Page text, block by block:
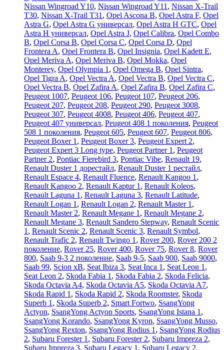
Nissan Wingroad Y10, Nissan Wingroad Y11 , Nissan X-Trail
T30, Nissan X-Trail T31 , Opel Ascona B, Opel Astra F, Opel
Astra G, Opel Astra G универсал, Opel Astra H GTC, Opel
Astra H универсал, Opel Astra J, Opel Calibra, Opel Combo
B, Opel Corsa B, Opel Corsa C, Opel Corsa D, Opel
Frontera A, Opel Frontera B, Opel Insignia, Opel Kadett E,
Opel Meriva A, Opel Meriva B, Opel Mokka, Opel
Monterey, Opel Olympia 1 , Opel Omega B, Opel Sintra,
Opel Tigra A, Opel Vectra A, Opel Vectra B, Opel Vectra C,
Opel Vectra В, Opel Zafira A, Opel Zafira B, Opel Zafira C,
Peugeot 1007, Peugeot 106, Peugeot 107, Peugeot 206,
Peugeot 207, Peugeot 208, Peugeot 290, Peugeot 3008,
Peugeot 307, Peugeot 4008, Peugeot 406, Peugeot 407,
Peugeot 407 универсал, Peugeot 408 1 поколения, Peugeot
508 1 поколения, Peugeot 605, Peugeot 607, Peugeot 806,
Peugeot Boxer 1 , Peugeot Boxer 3, Peugeot Expert 2,
Peugeot Expert 3 Long type, Peugeot Partner 1 , Peugeot
Partner 2, Pontiac Fierebird 3, Pontiac Vibe, Renault 19,
Renault Duster 1 дорестайл, Renault Duster 1 рестайл,
Renault Espace 4, Renault Fluence, Renault Kangoo 1 ,
Renault Kangoo 2, Renault Kaptur 1 , Renault Koleos,
Renault Laguna 1 , Renault Laguna 3, Renault Latitude,
Renault Logan 1 , Renault Logan 2, Renault Master 1 ,
Renault Master 2, Renault Megane 1 , Renault Megane 2,
Renault Megane 3, Renault Sandero Stepway, Renault Scenic
1 , Renault Scenic 2, Renault Scenic 3, Renault Symbol,
Renault Trafic 2, Renault Twingo 1 , Rover 200, Rover 200 2
поколение, Rover 25, Rover 400, Rover 75, Rover 8, Rover
800, Saab 9-3 2 поколение, Saab 9-5, Saab 900, Saab 9000,
Saab 99, Scion xB, Seat Ibiza 3, Seat Inca 1 , Seat Leon 1 ,
Seat Leon 2, Skoda Fabia 1 , Skoda Fabia 2, Skoda Felicia,
Skoda Octavia A4, Skoda Octavia A5, Skoda Octavia A7,
Skoda Rapid 1 , Skoda Rapid 2, Skoda Roomster, Skoda
Superb 1 , Skoda Superb 2, Smart Fortwo, SsangYong
Actyon, SsangYong Actyon Sports, SsangYong Istana 1 ,
SsangYong Korando, SsangYong Kyron, SsangYong Musso,
SsangYong Rexton, SsangYong Rodius 1 , SsangYong Rodius
2, Subaru Forester 1 , Subaru Forester 2, Subaru Impreza 2,
Subaru Impreza 3, Subaru Legacy 1 , Subaru Legacy 2,